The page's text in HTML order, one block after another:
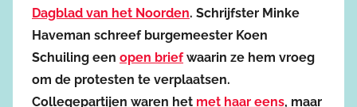
Dagblad van het Noorden. Schrijfster Minke
Haveman schreef burgemeester Koen
Schuiling een open briefwaarin ze hem vroeg
om de protesten te verplaatsen.
Collegepartijen waren het met haar eens, maar